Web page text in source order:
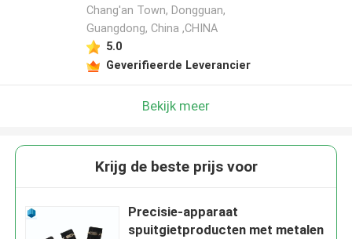
Chang'an Town, Dongguan,
Guangdong, China ,CHINA
5.0
Geverifieerde Leverancier
Bekijk meer
Krijg de beste prijs voor
Precisie-apparaat
spuitgietproducten met metalen